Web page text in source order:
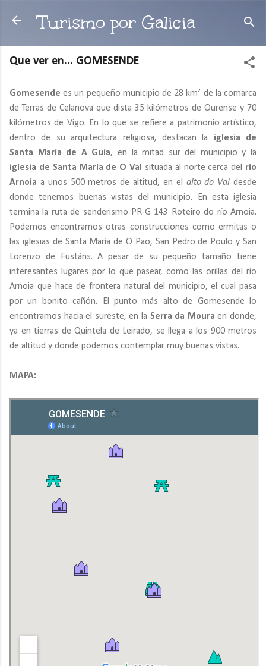
Ir al contenido principal
Turismo por Galicia
Que ver en... GOMESENDE
Gomesende es un pequeño municipio de 28 km² de la comarca
de Terras de Celanova que dista 35 kilómetros de Ourense y 70
kilómetros de Vigo. En lo que se refiere a patrimonio artístico,
dentro de su arquitectura religiosa, destacan la iglesia de
Santa María de A Guía, en la mitad sur del municipio y la
iglesia de Santa María de O Val
situada al norte cerca del río
Arnoia a unos 500 metros de altitud, en el alto do Val desde
donde tenemos buenas vistas del municipio. En esta iglesia
termina la ruta de senderismo PR-G 143 Roteiro do río Arnoia.
Podemos encontrarnos otras construcciones como ermitas o
las iglesias de Santa María de O Pao, San Pedro de Poulo y San
Lorenzo de Fustáns. A pesar de su pequeño tamaño tiene
interesantes lugares por lo que pasear, como las orillas del río
Arnoia que hace de frontera natural del municipio, el cual pasa
por un bonito cañón. El punto más alto de Gomesende lo
encontramos hacia el sureste, en la Serra da Moura en donde,
ya en tierras de Quintela de Leirado, se llega a los 900 metros
de altitud y donde podemos contemplar muy buenas vistas.
MAPA: